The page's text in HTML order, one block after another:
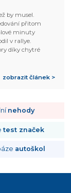
by musel.
přitom
minuty
v rallye.
díky chytré
zobrazit článek >
nehody
test značek
autoškol